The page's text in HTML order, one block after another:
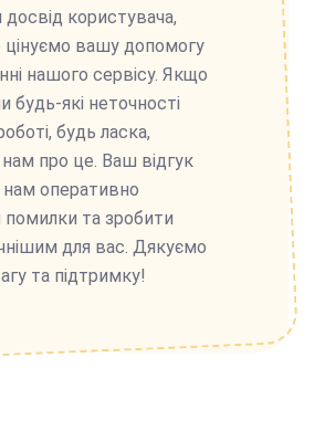
користувача,
вашу допомогу
нашого сервісу. Якщо
будь-які неточності
будь ласка,
про це. Ваш відгук
оперативно
та зробити
для вас. Дякуємо
та підтримку!